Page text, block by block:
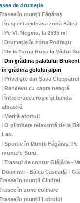
de drumeţie
Trasee în munţii Făgăraş
În spectaculoasa zonă Bâlea
Pe Vf. Negoiu, la 2535 m!
Drumeţie în zona Podragu
De la Turnu Roşu la Vârful
Din grădina palatului
în grădina golului alpin
Privelişte din Şaua Cleopatrei
Randevu cu capra neagră
Între crucea roşie şi banda
albastră
Merită efortul!
O plimbare relaxantă de la
Lac.
Sportiv în Munţii Făgăraş. Pe
muntele Suru.
Traseul de contur Glăjărie -
Doamnei - Bâlea Cascadă -
Trasee în munţii Cindrel
Trasee în zone colinare
Trasee în munții Lotrului